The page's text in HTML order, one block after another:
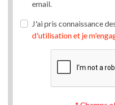
email.
J'ai pris connaissance
d'utilisation et je